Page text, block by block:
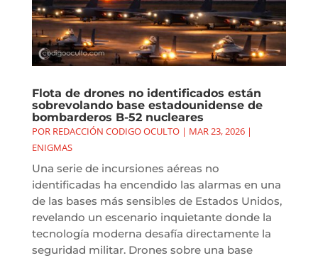
Flota de drones no identificados están
sobrevolando base estadounidense de
bombarderos B-52 nucleares
POR REDACCIÓN CODIGO OCULTO| MAR 23, 2026|
ENIGMAS
Una serie de incursiones aéreas no
identificadas ha encendido las alarmas en una
de las bases más sensibles de Estados Unidos,
revelando un escenario inquietante donde la
tecnología moderna desafía directamente la
seguridad militar. Drones sobre una base